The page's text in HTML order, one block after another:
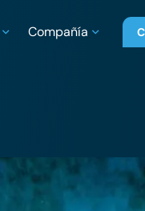
Compañía